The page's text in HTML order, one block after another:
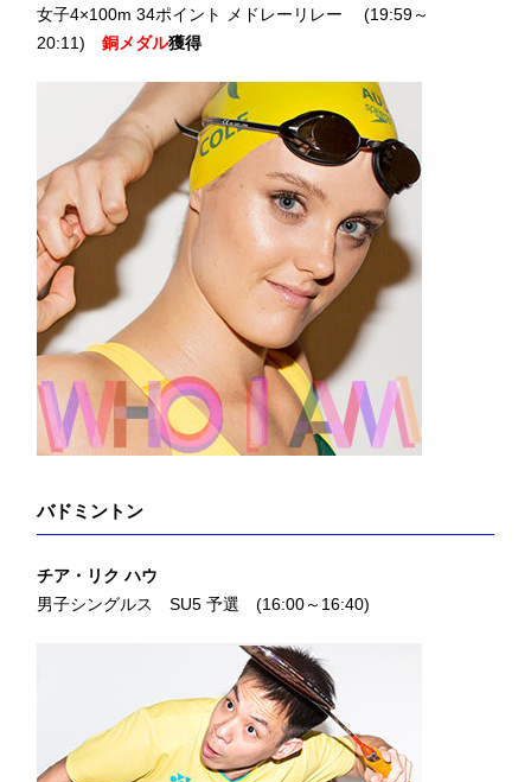
女子4×100m 34ポイント メドレーリレー (19:59～
20:11)銅メダル獲得
バドミントン
チア・リク ハウ
男子シングルス SU5 予選 (16:00～16:40)